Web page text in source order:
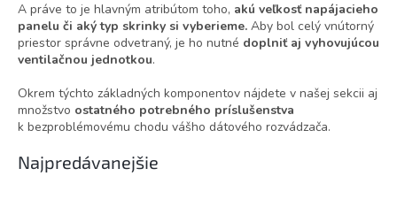
A práve to je hlavným atribútom toho, akú veľkosť napájacieho
panelu či aký typ skrinky si vyberieme. Aby bol celý vnútorný
priestor správne odvetraný, je ho nutné doplniť aj vyhovujúcou
ventilačnou jednotkou.
Okrem týchto základných komponentov nájdete v našej sekcii aj
množstvo ostatného potrebného príslušenstva
k bezproblémovému chodu vášho dátového rozvádzača.
Najpredávanejšie